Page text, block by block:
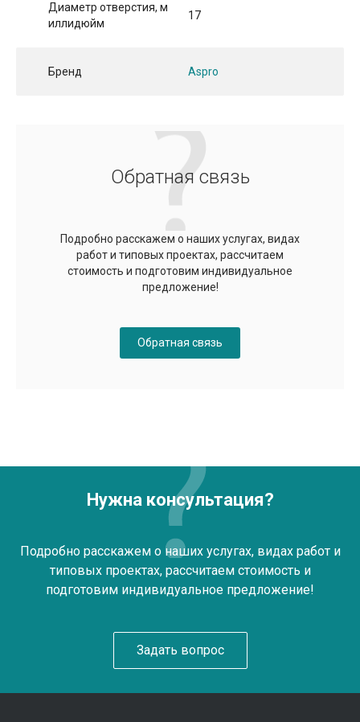
Диаметр отверстия, м
иллидюйм
17
Бренд Aspro
Обратная связь
Подробно расскажем о наших услугах, видах
работ и типовых проектах, рассчитаем
стоимость и подготовим индивидуальное
предложение!
Обратная связь
Нужна консультация?
Подробно расскажем о наших услугах, видах работ и
типовых проектах, рассчитаем стоимость и
подготовим индивидуальное предложение!
Задать вопрос